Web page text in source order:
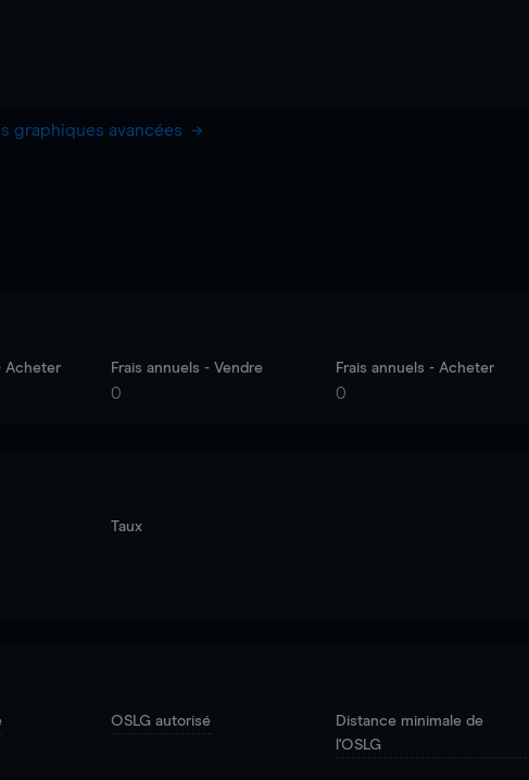
graphiques avancées
Acheter Frais annuels - Vendre
0
Frais annuels - Acheter
0
Taux
OSLG autorisé
Distance minimale de
l'OSLG